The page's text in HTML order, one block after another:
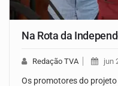
Na Rota da
Redação TVA jun
Os promotores do